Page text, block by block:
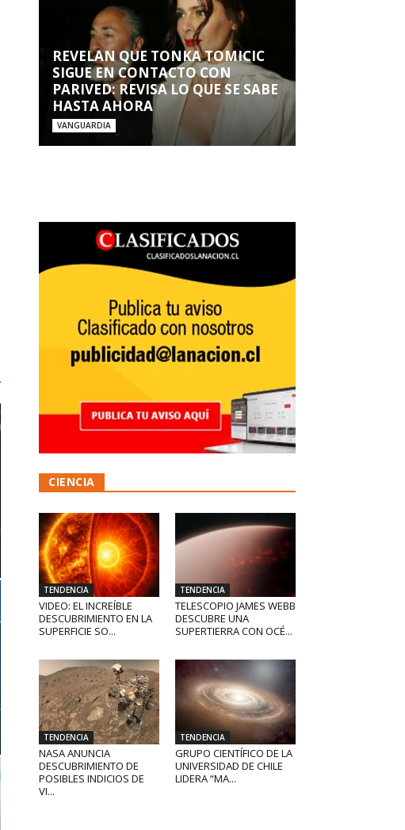
REVELAN QUE TONKA TOMICIC
SIGUE EN CONTACTO CON
PARIVED: REVISA LO QUE SE SABE
HASTA AHORA
VANGUARDIA
CIENCIA
TENDENCIA
VIDEO: EL INCREÍBLE
DESCUBRIMIENTO EN LA
SUPERFICIE SO...
TENDENCIA
TELESCOPIO JAMES WEBB
DESCUBRE UNA
SUPERTIERRA CON OCÉ...
TENDENCIA
NASA ANUNCIA
DESCUBRIMIENTO DE
POSIBLES INDICIOS DE
VI...
TENDENCIA
GRUPO CIENTÍFICO DE LA
UNIVERSIDAD DE CHILE
LIDERA “MA...